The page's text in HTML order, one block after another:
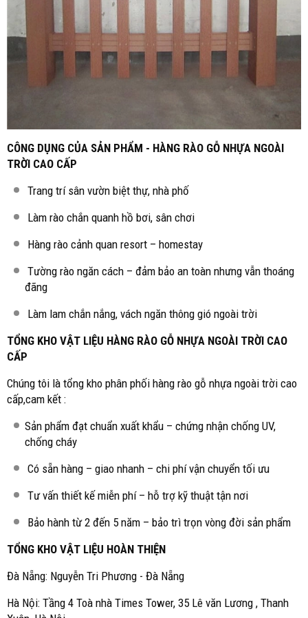
CÔNG DỤNG CỦA SẢN PHẨM - HÀNG RÀO GỖ NHỰA NGOÀI
TRỜI CAO CẤP
Trang trí sân vườn biệt thự, nhà phố
Làm rào chắn quanh hồ bơi, sân chơi
Hàng rào cảnh quan resort – homestay
Tường rào ngăn cách – đảm bảo an toàn nhưng vẫn thoáng
đãng
Làm lam chắn nắng, vách ngăn thông gió ngoài trời
TỔNG KHO VẬT LIỆU HÀNG RÀO GỖ NHỰA NGOÀI TRỜI CAO
CẤP
Chúng tôi là tổng kho phân phối hàng rào gỗ nhựa ngoài trời cao
cấp,cam kết :
Sản phẩm đạt chuẩn xuất khẩu – chứng nhận chống UV,
chống cháy
Có sẵn hàng – giao nhanh – chi phí vận chuyển tối ưu
Tư vấn thiết kế miễn phí – hỗ trợ kỹ thuật tận nơi
Bảo hành từ 2 đến 5 năm – bảo trì trọn vòng đời sản phẩm
TỔNG KHO VẬT LIỆU HOÀN THIỆN
Đà Nẵng: Nguyễn Tri Phương - Đà Nẵng
Hà Nội: Tầng 4 Toà nhà Times Tower, 35 Lê văn Lương , Thanh